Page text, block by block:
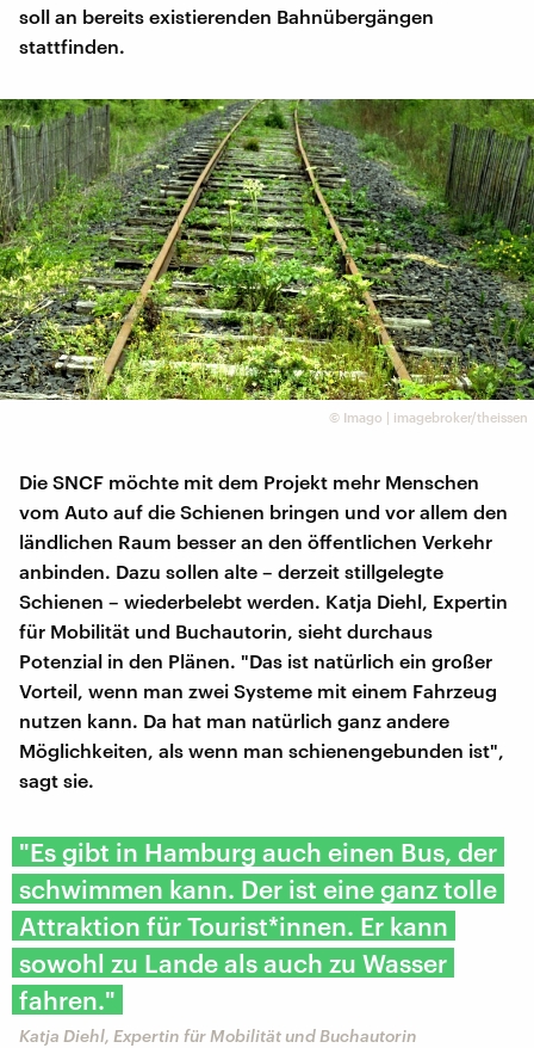
soll an bereits existierenden Bahnübergängen
stattfinden.
© Imago | imagebroker/theissen
Die SNCF möchte mit dem Projekt mehr Menschen
vom Auto auf die Schienen bringen und vor allem den
ländlichen Raum besser an den öffentlichen Verkehr
anbinden. Dazu sollen alte – derzeit stillgelegte
Schienen – wiederbelebt werden. Katja Diehl, Expertin
für Mobilität und Buchautorin, sieht durchaus
Potenzial in den Plänen. "Das ist natürlich ein großer
Vorteil, wenn man zwei Systeme mit einem Fahrzeug
nutzen kann. Da hat man natürlich ganz andere
Möglichkeiten, als wenn man schienengebunden ist",
sagt sie.
"Es gibt in Hamburg auch einen Bus, der
schwimmen kann. Der ist eine ganz tolle
Attraktion für Tourist*innen. Er kann
sowohl zu Lande als auch zu Wasser
fahren."
Katja Diehl, Expertin für Mobilität und Buchautorin